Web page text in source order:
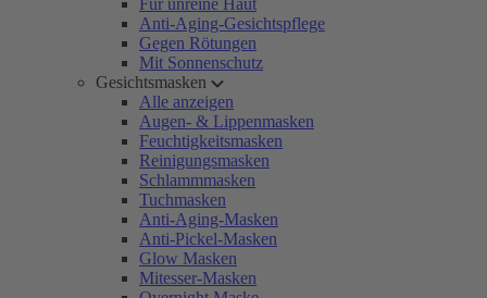
Für unreine Haut
Anti-Aging-Gesichtspflege
Gegen Rötungen
Mit Sonnenschutz
Gesichtsmasken
Alle anzeigen
Augen- & Lippenmasken
Feuchtigkeitsmasken
Reinigungsmasken
Schlammmasken
Tuchmasken
Anti-Aging-Masken
Anti-Pickel-Masken
Glow Masken
Mitesser-Masken